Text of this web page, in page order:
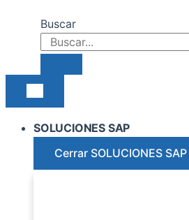
Buscar
SOLUCIONES SAP
Cerrar SOLUCIONES SAP